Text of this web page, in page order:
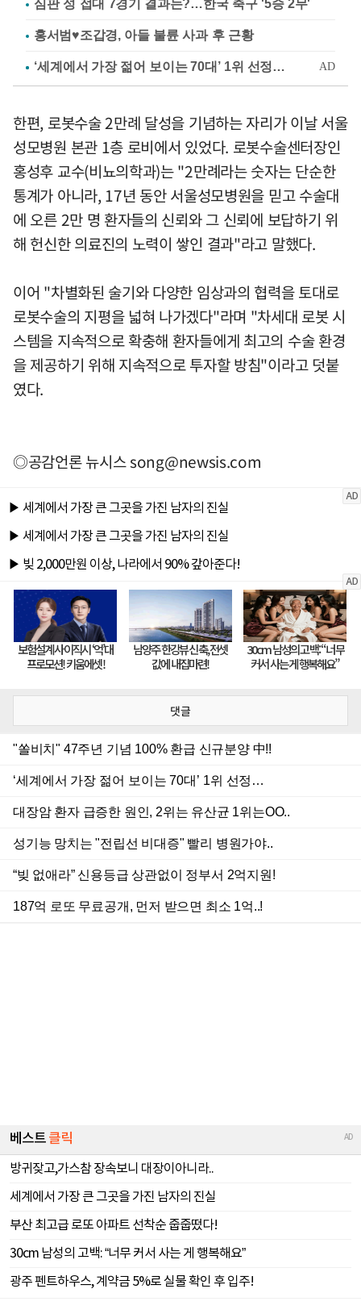
심판 성 접대 7경기 결과는?…한국 축구 '5승 2무'
홍서범♥조갑경, 아들 불륜 사과 후 근황
한편, 로봇수술 2만례 달성을 기념하는 자리가 이날 서울
성모병원 본관 1층 로비에서 있었다. 로봇수술센터장인
홍성후 교수(비뇨의학과)는 "2만례라는 숫자는 단순한
통계가 아니라, 17년 동안 서울성모병원을 믿고 수술대
에 오른 2만 명 환자들의 신뢰와 그 신뢰에 보답하기 위
해 헌신한 의료진의 노력이 쌓인 결과"라고 말했다.
이어 "차별화된 술기와 다양한 임상과의 협력을 토대로
로봇수술의 지평을 넓혀 나가겠다"라며 "차세대 로봇 시
스템을 지속적으로 확충해 환자들에게 최고의 수술 환경
을 제공하기 위해 지속적으로 투자할 방침"이라고 덧붙
였다.
◎공감언론 뉴시스song@newsis.com
댓글